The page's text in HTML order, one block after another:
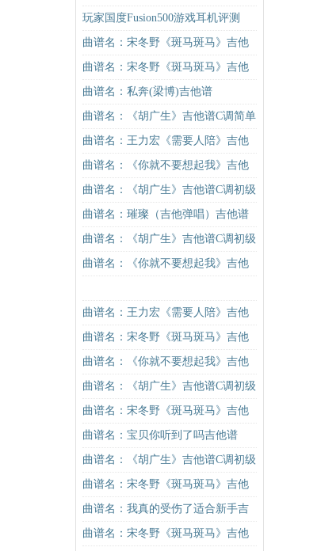
吉他谱
版（酷音小伟吉他弹唱教学）吉他
谱
玩家国度Fusion500游戏耳机评测
曲谱名：宋冬野《斑马斑马》吉他
谱C调简单版（酷音小伟吉他教学）
吉他谱
曲谱名：宋冬野《斑马斑马》吉他
谱C调简单版（酷音小伟吉他教学）
吉他谱
曲谱名：私奔(梁博)吉他谱
曲谱名：《胡广生》吉他谱C调简单
版（酷音小伟吉他弹唱教学）吉他
谱
曲谱名：王力宏《需要人陪》吉他
谱C调原版（酷音小伟吉他教学）吉
他谱
曲谱名：《你就不要想起我》吉他
谱C调简单版吉他谱
曲谱名：《胡广生》吉他谱C调初级
进阶版（酷音小伟吉他弹唱教学）
吉他谱
曲谱名：璀璨（吉他弹唱）吉他谱
曲谱名：《胡广生》吉他谱C调初级
进阶版（酷音小伟吉他弹唱教学）
曲谱名：《你就不要想起我》吉他
曲谱名：王力宏《需要人陪》吉他
谱C调原版（酷音小伟吉他教学）吉
他谱
曲谱名：宋冬野《斑马斑马》吉他
谱G调初级进阶版（酷音小伟吉他教
学）吉他谱
曲谱名：《你就不要想起我》吉他
谱C调简单版吉他谱
曲谱名：《胡广生》吉他谱C调初级
进阶版（酷音小伟吉他弹唱教学）
吉他谱
曲谱名：宋冬野《斑马斑马》吉他
谱G调初级进阶版（酷音小伟吉他教
学）吉他谱
曲谱名：宝贝你听到了吗吉他谱
曲谱名：《胡广生》吉他谱C调初级
进阶版（酷音小伟吉他弹唱教学）
吉他谱
曲谱名：宋冬野《斑马斑马》吉他
谱C调简单版（酷音小伟吉他教学）
吉他谱
曲谱名：我真的受伤了适合新手吉
他谱
曲谱名：宋冬野《斑马斑马》吉他